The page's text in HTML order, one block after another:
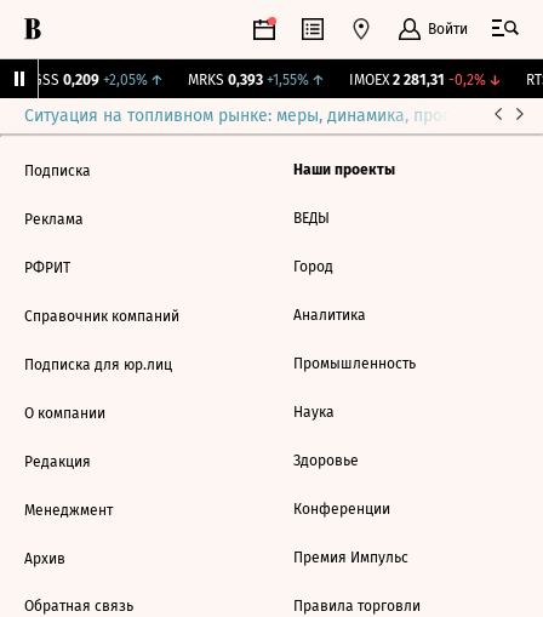
Войти
RGSS 0,209 +2,05%↑ MRKS 0,393 +1,55%↑ IMOEX 2 281,31 -0,2%↓
Ситуация на топливном рынке: меры, динамика, прогнозы
Подписка
Реклама
РФРИТ
Справочник компаний
Подписка для юр.лиц
О компании
Редакция
Менеджмент
Архив
Обратная связь
Наши проекты
ВЕДЫ
Город
Аналитика
Промышленность
Наука
Здоровье
Конференции
Премия Импульс
Правила торговли